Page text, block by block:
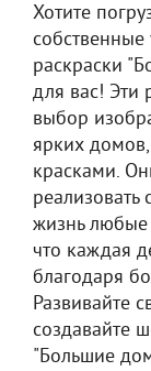
Хотите
раскраски
для вас! Эти
выбор
ярких
красками.
реализовать
жизнь любые
что каждая
благодаря
Развивайте
создавайте
"Большие